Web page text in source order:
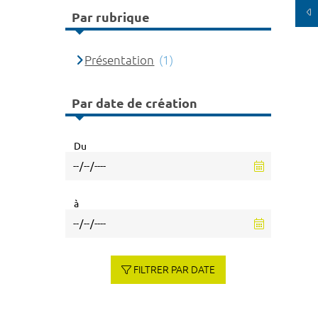
Par rubrique
Présentation (1)
Par date de création
Du
à
FILTRER PAR DATE